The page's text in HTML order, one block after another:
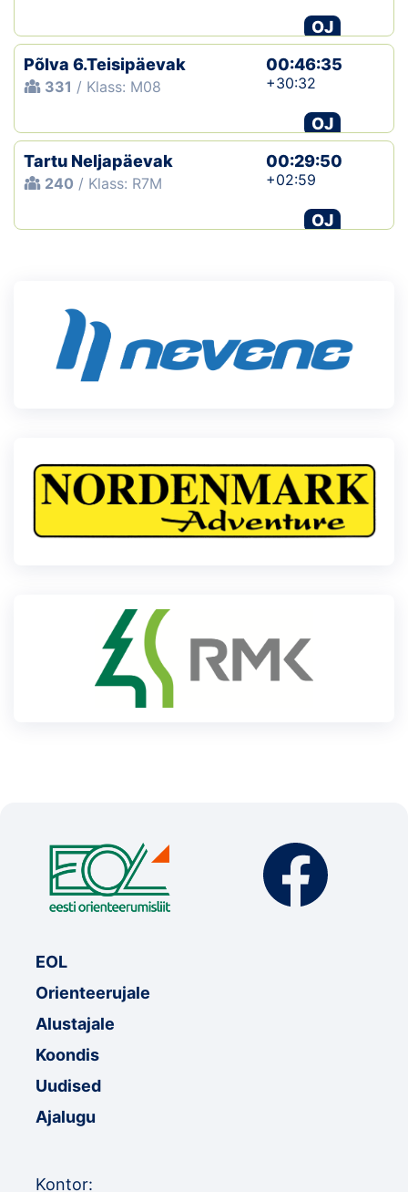
OJ
Põlva 6.Teisipäevak
331 / Klass: M08
00:46:35
+30:32
OJ
Tartu Neljapäevak
240 / Klass: R7M
00:29:50
+02:59
OJ
EOL
Orienteerujale
Alustajale
Koondis
Uudised
Ajalugu
Kontor: